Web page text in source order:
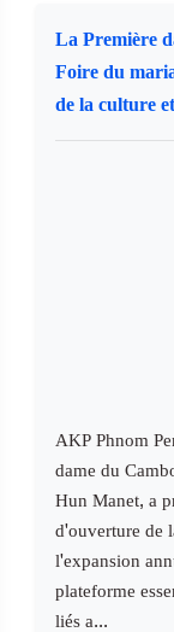
La Première
Foire du
de la culture
AKP Phnom
dame du
Hun Manet, a
d'ouverture de
l'expansion
plateforme
liés a...